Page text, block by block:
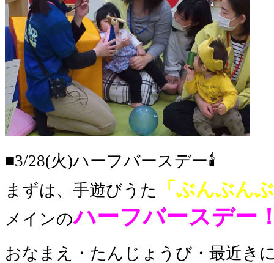
■3/28(火)ハーフバースデー🕯
まずは、手遊びうた
「ぶんぶん
メインのハーフバースデー
おなまえ・たんじょうび・最近き